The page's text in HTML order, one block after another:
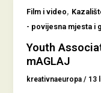
Film i video,
- povijesna mjesta i
Youth
mAGLAJ
kreativnaeuropa/ 13